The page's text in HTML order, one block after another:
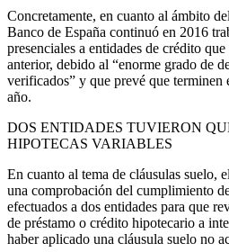
Concretamente, en cuanto al ámbito
Banco de España continuó en 2016
presenciales a entidades de crédito
anterior, debido al “enorme grado de
verificados” y que prevé que terminen
año.
DOS ENTIDADES TUVIERON
HIPOTECAS VARIABLES
En cuanto al tema de cláusulas suelo,
una comprobación del cumplimiento
efectuados a dos entidades para que
de préstamo o crédito hipotecario a
haber aplicado una cláusula suelo no